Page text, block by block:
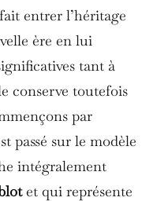
fait entrer l’héritage
ère en lui
tant à
conserve toutefois
par
passé sur le modèle
intégralement
et qui représente